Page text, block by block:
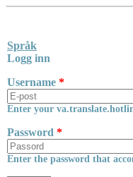
Språk
Logg inn
Username *
Enter your
Password *
Enter the password that